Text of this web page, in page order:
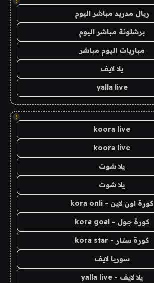
ريال مدريد مباشر اليوم
برشلونة مباشر اليوم
مباريات اليوم مباشر
يلا لايف
yalla live
!
koora live
koora live
يلا شوت
يلا شوت
كورة اون لاين - kora onli
كورة جول - kora goal
كورة ستار - kora star
سوريا لايف
يلا لايف - yalla live